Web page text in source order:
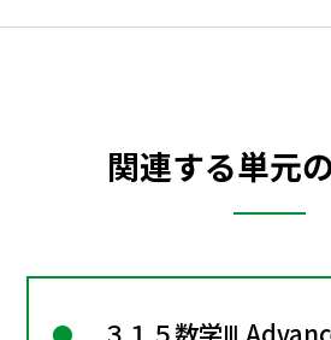
関連する単元